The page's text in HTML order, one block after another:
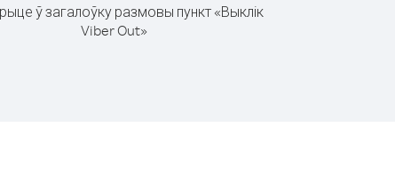
ў загалоўку размовы пункт «Выклік
Viber Out»